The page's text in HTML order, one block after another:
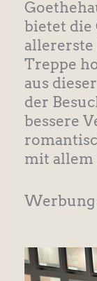
bietet die
allererste
Treppe
aus
der
bessere
mit allem